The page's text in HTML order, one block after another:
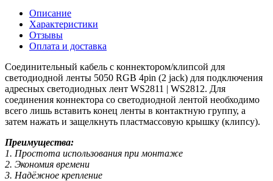
Описание
Характеристики
Отзывы
Оплата и доставка
Соединительный кабель с коннектором/клипсой для
светодиодной ленты 5050 RGB 4pin (2 jack) для подключения
адресных светодиодных лент WS2811 | WS2812. Для
соединения коннектора со светодиодной лентой необходимо
всего лишь вставить конец ленты в контактную группу, а
затем нажать и защелкнуть пластмассовую крышку (клипсу).
Преимущества:
1. Простота использования при монтаже
2. Экономия времени
3. Надёжное крепление